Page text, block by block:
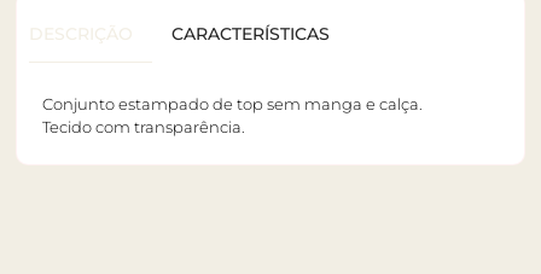
DESCRIÇÃO CARACTERÍSTICAS
Conjunto estampado de top sem manga e calça.
Tecido com transparência.